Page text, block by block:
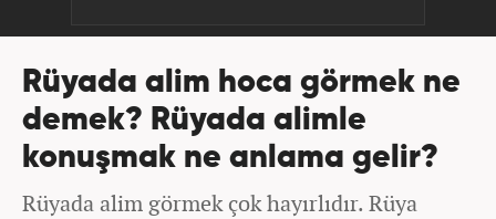
Rüyada alim hoca görmek ne
demek? Rüyada alimle
konuşmak ne anlama gelir?
Rüyada alim görmek çok hayırlıdır. Rüya